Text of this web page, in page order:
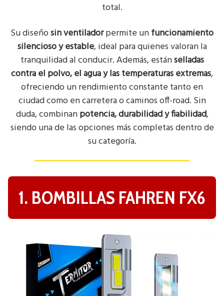
total.
Su diseñosin ventiladorpermite unfuncionamiento
silencioso y estable, ideal para quienes valoran la
tranquilidad al conducir. Además, estánselladas
contra el polvo, el agua y las temperaturas extremas,
ofreciendo un rendimiento constante tanto en
ciudad como en carretera o caminos off-road. Sin
duda, combinanpotencia, durabilidad y fiabilidad,
siendo una de las opciones más completas dentro de
su categoría.
1. BOMBILLAS FAHREN FX6